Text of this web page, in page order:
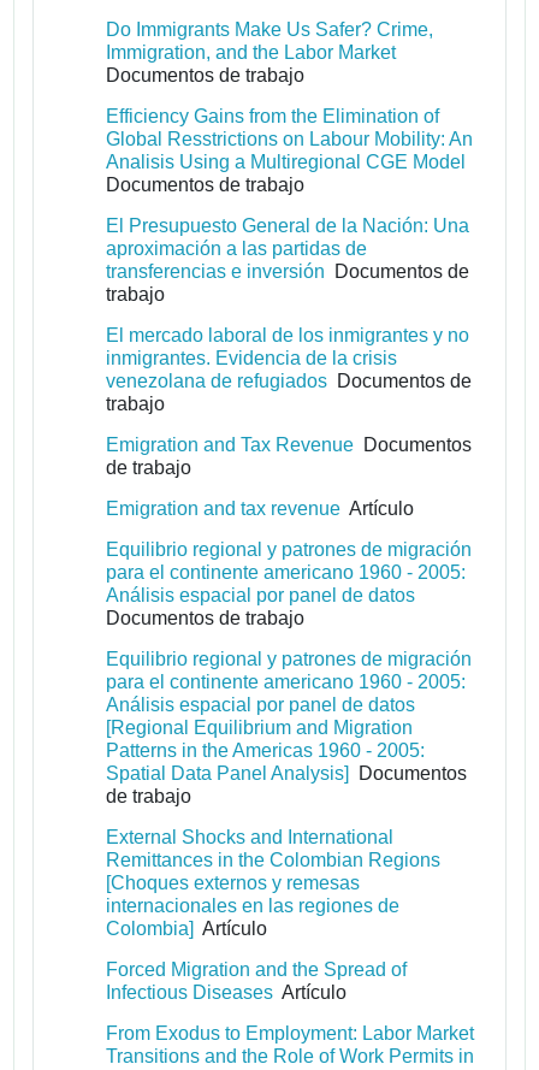
Do Immigrants Make Us Safer? Crime,
Immigration, and the Labor Market
Documentos de trabajo
Efficiency Gains from the Elimination of
Global Resstrictions on Labour Mobility: An
Analisis Using a Multiregional CGE Model
Documentos de trabajo
El Presupuesto General de la Nación: Una
aproximación a las partidas de
transferencias e inversión Documentos de
trabajo
El mercado laboral de los inmigrantes y no
inmigrantes. Evidencia de la crisis
venezolana de refugiados Documentos de
trabajo
Emigration and Tax Revenue Documentos
de trabajo
Emigration and tax revenue Artículo
Equilibrio regional y patrones de migración
para el continente americano 1960 - 2005:
Análisis espacial por panel de datos
Documentos de trabajo
Equilibrio regional y patrones de migración
para el continente americano 1960 - 2005:
Análisis espacial por panel de datos
[Regional Equilibrium and Migration
Patterns in the Americas 1960 - 2005:
Spatial Data Panel Analysis]
Documentos
de trabajo
External Shocks and International
Remittances in the Colombian Regions
[Choques externos y remesas
internacionales en las regiones de
Colombia] Artículo
Forced Migration and the Spread of
Infectious Diseases Artículo
From Exodus to Employment: Labor Market
Transitions and the Role of Work Permits in